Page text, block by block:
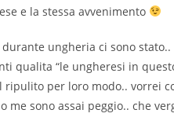
e la stessa avvenimento
ungheria ci sono
qualita “le ungheresi in
per loro modo.. vorrei
me sono assai peggio.. che